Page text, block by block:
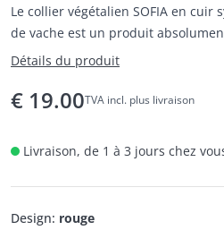
Le collier végétalien SOFIA en cuir
de vache est un produit
résistant pour tous ceux qui ne
Détails du produit
€ 19.00TVA incl. plus livraison
Livraison, de 1 à 3 jours chez
Design: rouge